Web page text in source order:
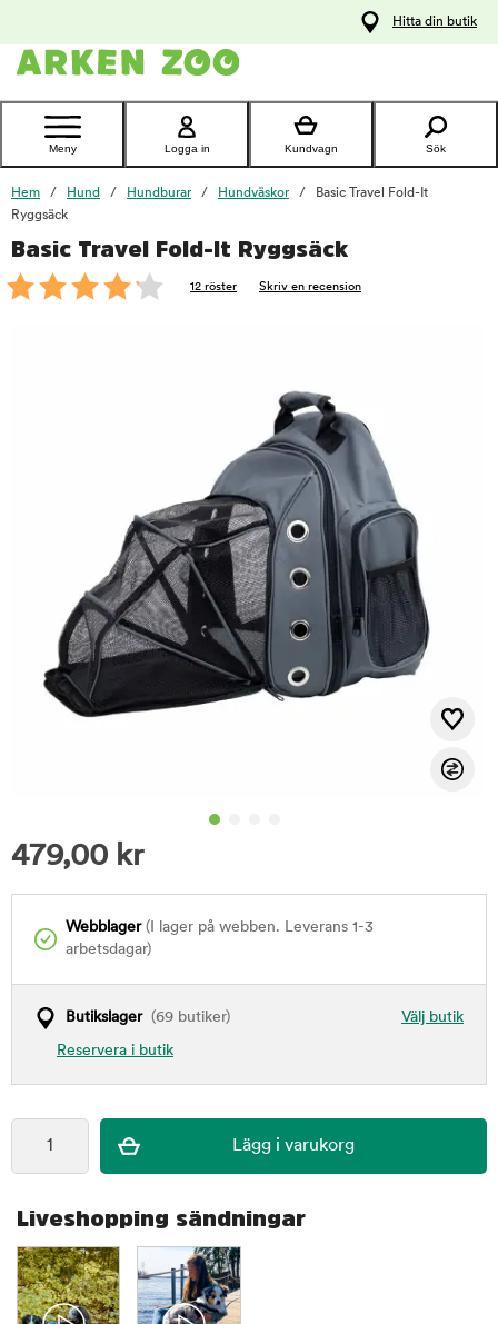
Kontakta
Hitta din butik
Meny Logga in Kundvagn Sök
Hem Hund Hundburar Hundväskor
Basic Travel Fold-It
Ryggsäck
Basic Travel Fold-It Ryggsäck
12 röster Skriv en recension
479,00 kr
Webblager(I lager på webben. Leverans 1-3
arbetsdagar)
Välj butik
Butikslager(69 butiker)
Reservera i butik
foo
Liveshopping sändningar